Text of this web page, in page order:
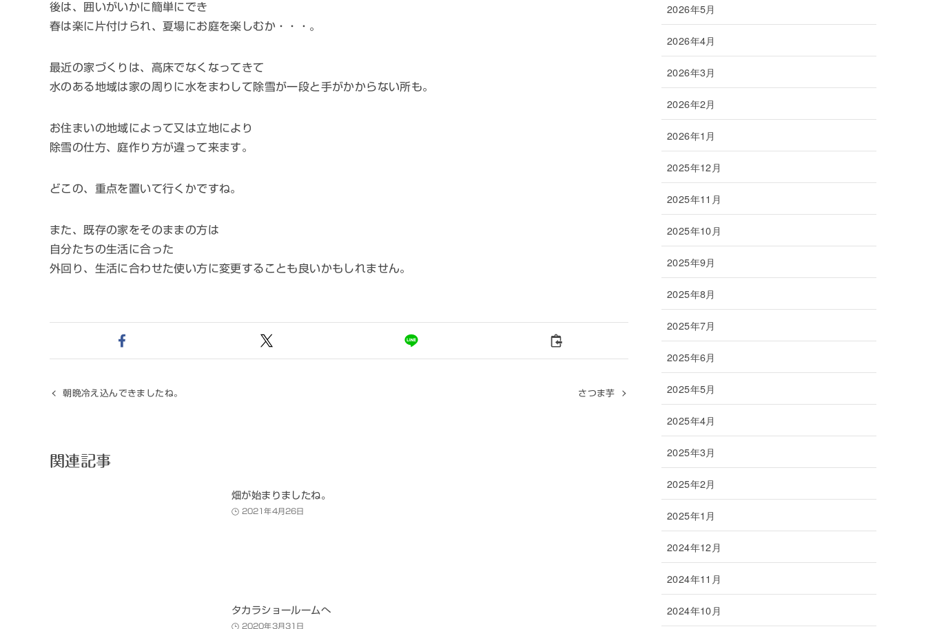
後は、囲いがいかに簡単にでき
春は楽に片付けられ、夏場にお庭を楽しむか・・・。
最近の家づくりは、高床でなくなってきて
水のある地域は家の周りに水をまわして除雪が一段と手がかからない所も。
お住まいの地域によって又は立地により
除雪の仕方、庭作り方が違って来ます。
どこの、重点を置いて行くかですね。
また、既存の家をそのままの方は
自分たちの生活に合った
外回り、生活に合わせた使い方に変更することも良いかもしれません。
朝晩冷え込んできましたね。 さつま芋
関連記事
畑が始まりましたね。
2021年4月26日
タカラショールームへ
2020年3月31日
2026年5月
2026年4月
2026年3月
2026年2月
2026年1月
2025年12月
2025年11月
2025年10月
2025年9月
2025年8月
2025年7月
2025年6月
2025年5月
2025年4月
2025年3月
2025年2月
2025年1月
2024年12月
2024年11月
2024年10月